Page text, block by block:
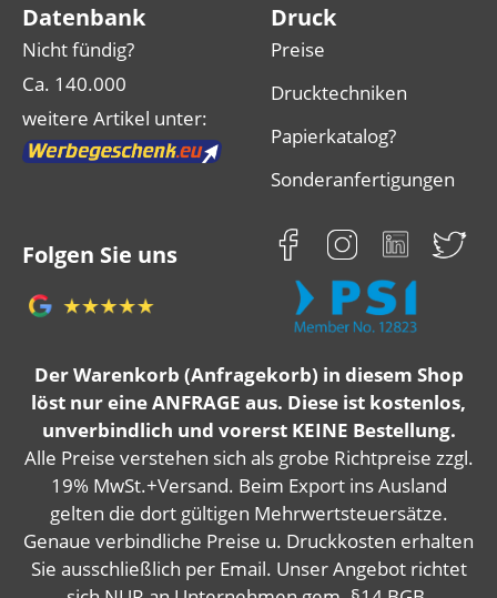
Datenbank
Nicht fündig?
Ca. 140.000
weitere Artikel unter:
Druck
Preise
Drucktechniken
Papierkatalog?
Sonderanfertigungen
Folgen Sie uns
Der Warenkorb (Anfragekorb) in diesem Shop
löst nur eine ANFRAGE aus. Diese ist kostenlos,
unverbindlich und vorerst KEINE Bestellung.
Alle Preise verstehen sich als grobe Richtpreise zzgl.
19% MwSt.+Versand. Beim Export ins Ausland
gelten die dort gültigen Mehrwertsteuersätze.
Genaue verbindliche Preise u. Druckkosten erhalten
Sie ausschließlich per Email. Unser Angebot richtet